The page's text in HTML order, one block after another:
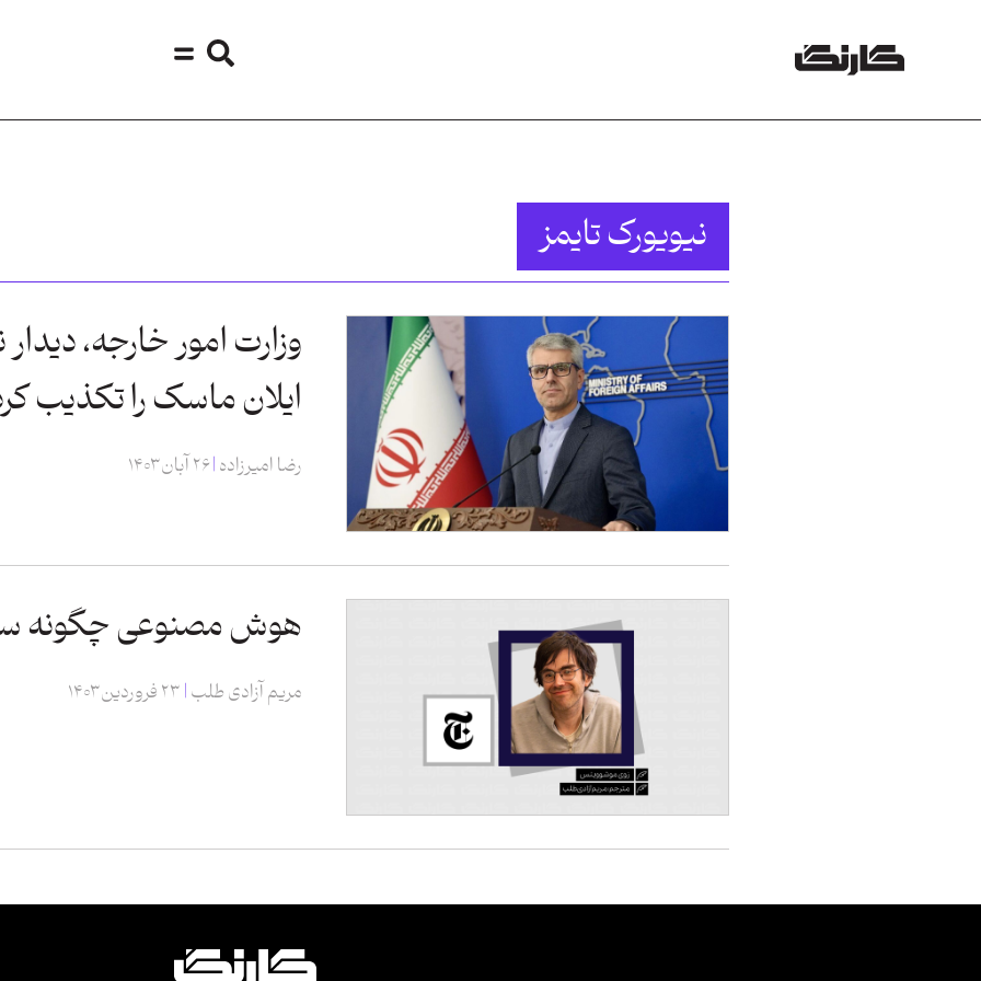
نیویورک تایمز
وزارت امور خارجه، دیدار
ایلان ماسک را تکذیب
رضا امیرزاده ۲۶ آبان ۱۴۰۳
هوش مصنوعی چگونه
مریم آزادی طلب ۲۳ فروردین ۱۴۰۳